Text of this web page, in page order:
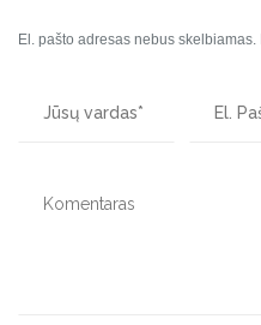
El. pašto adresas nebus skelbiamas.